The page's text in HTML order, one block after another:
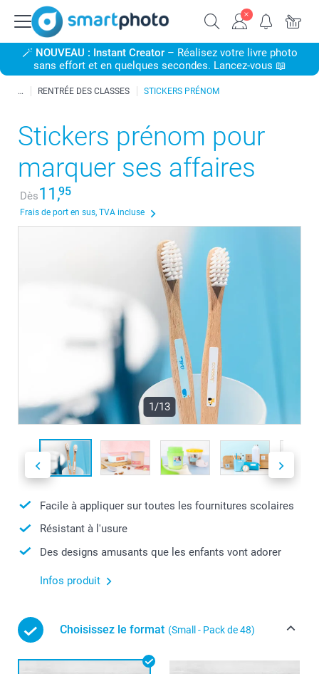
🪄 NOUVEAU : Instant Creator– Réalisez votre livre photo
sans effort et en quelques secondes. Lancez-vous 📖
RENTRÉE DES CLASSES STICKERS PRÉNOM
Stickers prénom pour
marquer ses affaires
Dès11,95
Frais de port en sus, TVA incluse
1/13
Facile à appliquer sur toutes les fournitures scolaires
Résistant à l'usure
Des designs amusants que les enfants vont adorer
Infos produit
Choisissez le format (Small - Pack de 48)